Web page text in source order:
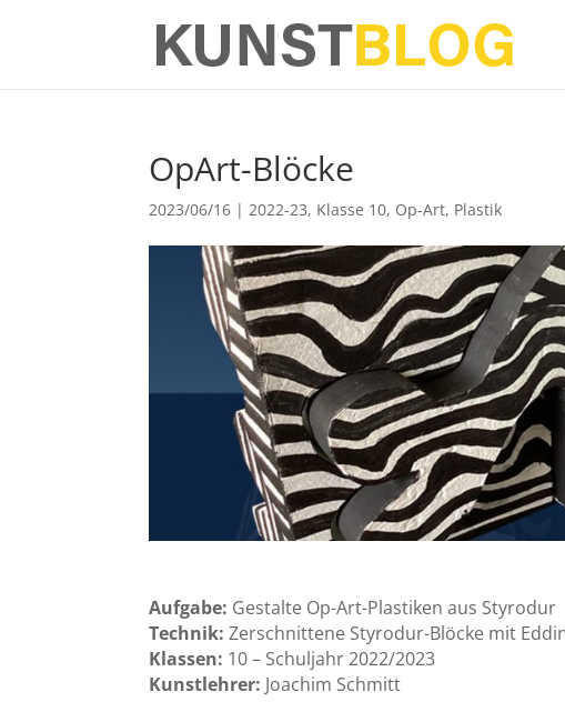
OpArt-Blöcke
2023/06/16 |2022-23, Klasse 10, Op-Art, Plastik
Aufgabe: Gestalte Op-Art-Plastiken aus Styrodur
Technik: Zerschnittene Styrodur-Blöcke mit
Klassen: 10 – Schuljahr 2022/2023
Kunstlehrer: Joachim Schmitt